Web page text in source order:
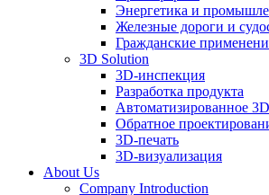
Энергетика и
Железные дороги и
Гражданские
3D Solution
3D-инспекция
Разработка продукта
Автоматизированное
Обратное
3D-печать
3D-визуализация
About Us
Company Introduction